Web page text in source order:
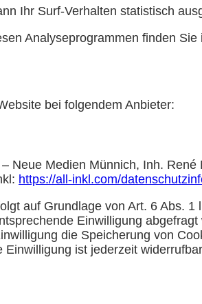
Ihr Surf-Verhalten statistisch
Analyseprogrammen finden
bei folgendem Anbieter:
Neue Medien Münnich, Inh.
https://all-inkl.com/
auf Grundlage von Art. 6 Abs.
Einwilligung
die Speicherung von
ist jederzeit